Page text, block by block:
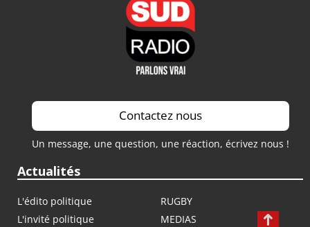
Contactez nous
Un message, une question, une réaction, écrivez nous !
Actualités
L'édito politique
RUGBY
L'invité politique
MEDIAS